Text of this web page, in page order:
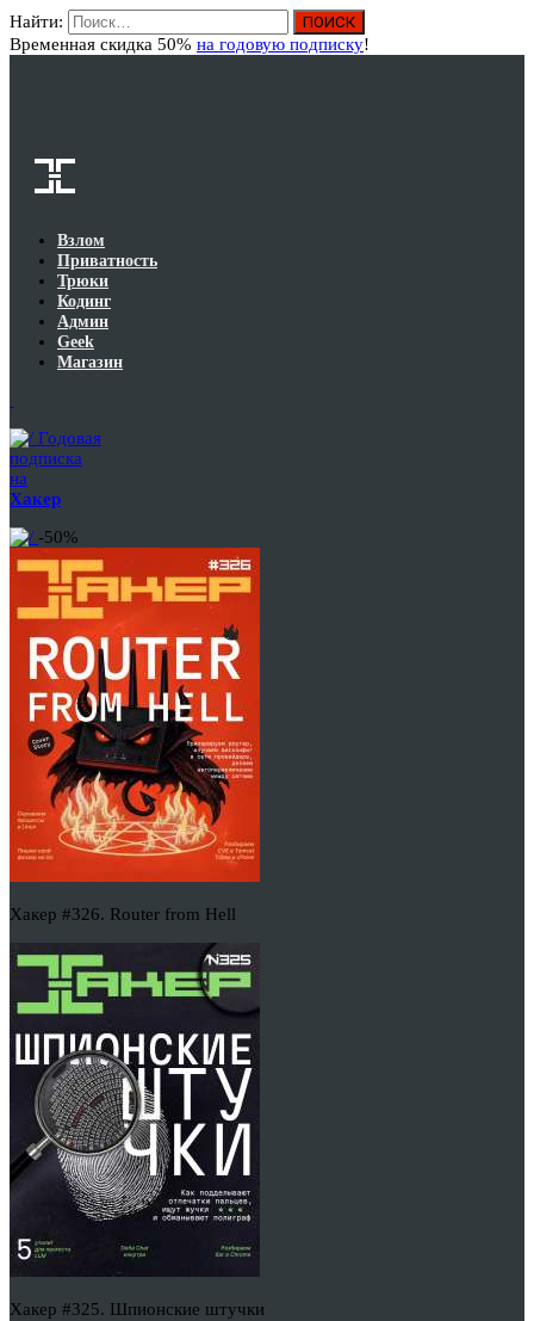
Найти:
Временная скидка 50% на годовую подписку!
Взлом
Приватность
Трюки
Кодинг
Админ
Geek
Магазин
Годовая
подписка
на
Хакер
-50%
Хакер #326. Router from Hell
Хакер #325. Шпионские штучки